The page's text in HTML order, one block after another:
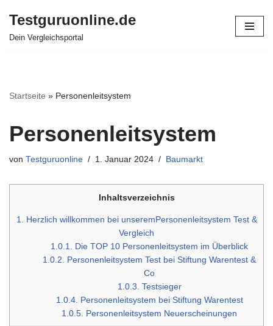
Zum
Testguruonline.de
Dein Vergleichsportal
Startseite » Personenleitsystem
Personenleitsystem
von Testguruonline 1. Januar 2024 Baumarkt
Inhaltsverzeichnis
1. Herzlich willkommen bei unseremPersonenleitsystem Test &
Vergleich
1.0.1. Die TOP 10 Personenleitsystem im Überblick
1.0.2. Personenleitsystem Test bei Stiftung Warentest &
Co
1.0.3. Testsieger
1.0.4. Personenleitsystem bei Stiftung Warentest
1.0.5. Personenleitsystem Neuerscheinungen